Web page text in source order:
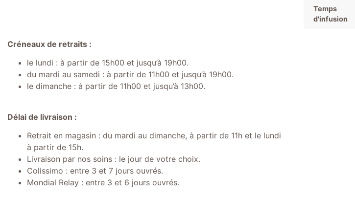
Créneaux de retraits :
le lundi : à partir de 15h00 et jusqu’à 19h00.
du mardi au samedi : à partir de 11h00 et jusqu’à 19h00.
le dimanche : à partir de 11h00 et jusqu’à 13h00.
Délai de livraison :
Retrait en magasin : du mardi au dimanche, à partir de 11h et le lundi
à partir de 15h.
Livraison par nos soins : le jour de votre choix.
Colissimo : entre 3 et 7 jours ouvrés.
Mondial Relay : entre 3 et 6 jours ouvrés.
Temps
d'infusion